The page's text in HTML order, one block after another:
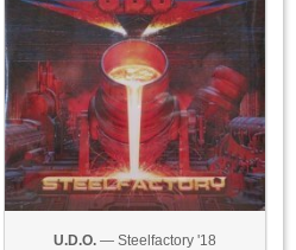
U.D.O. — Steelfactory '18